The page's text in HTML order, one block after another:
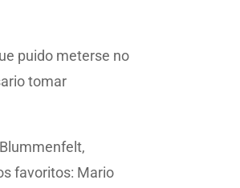
puido meterse no
tomar
favoritos: Mario